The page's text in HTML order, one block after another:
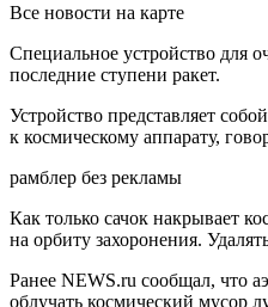
Все новости на карте
Специальное устройство для
последние ступени ракет.
Устройство представляет
к космическому аппарату,
рамблер без рекламы
Как только сачок накрывает
на орбиту захоронения.
Ранее NEWS.ru сообщал, что
облучать космический мусор